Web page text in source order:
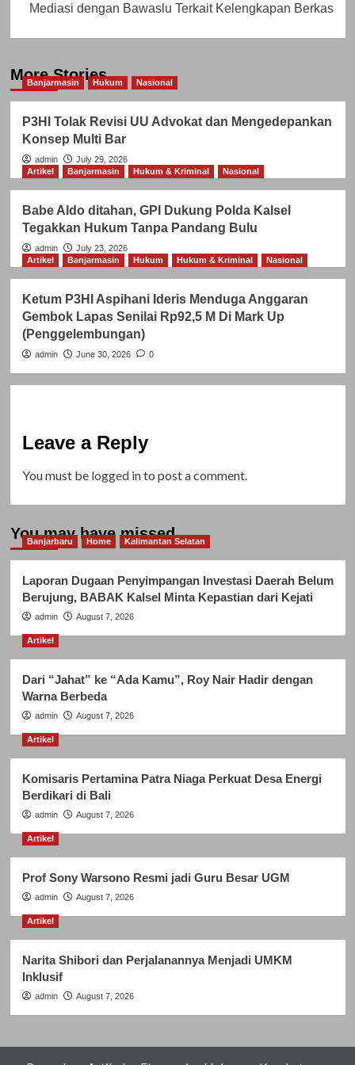
Mediasi dengan Bawaslu Terkait Kelengkapan Berkas
More Stories
Banjarmasin Hukum Nasional
P3HI Tolak Revisi UU Advokat dan Mengedepankan
Konsep Multi Bar
admin
July 29, 2026
Artikel
Banjarmasin Hukum & Kriminal Nasional
Babe Aldo ditahan, GPI Dukung Polda Kalsel
Tegakkan Hukum Tanpa Pandang Bulu
admin
July 23, 2026
Artikel
Banjarmasin Hukum Hukum & Kriminal Nasional
Ketum P3HI Aspihani Ideris Menduga Anggaran
Gembok Lapas Senilai Rp92,5 M Di Mark Up
(Penggelembungan)
admin June 30, 2026 0
Leave a Reply
You must be logged into post a comment.
You may have missed
Banjarbaru Home Kalimantan Selatan
Laporan Dugaan Penyimpangan Investasi Daerah Belum
Berujung, BABAK Kalsel Minta Kepastian dari Kejati
admin August 7, 2026
Artikel
Dari “Jahat” ke “Ada Kamu”, Roy Nair Hadir dengan
Warna Berbeda
admin August 7, 2026
Artikel
Komisaris Pertamina Patra Niaga Perkuat Desa Energi
Berdikari di Bali
admin August 7, 2026
Artikel
Prof Sony Warsono Resmi jadi Guru Besar UGM
admin August 7, 2026
Artikel
Narita Shibori dan Perjalanannya Menjadi UMKM
Inklusif
admin August 7, 2026